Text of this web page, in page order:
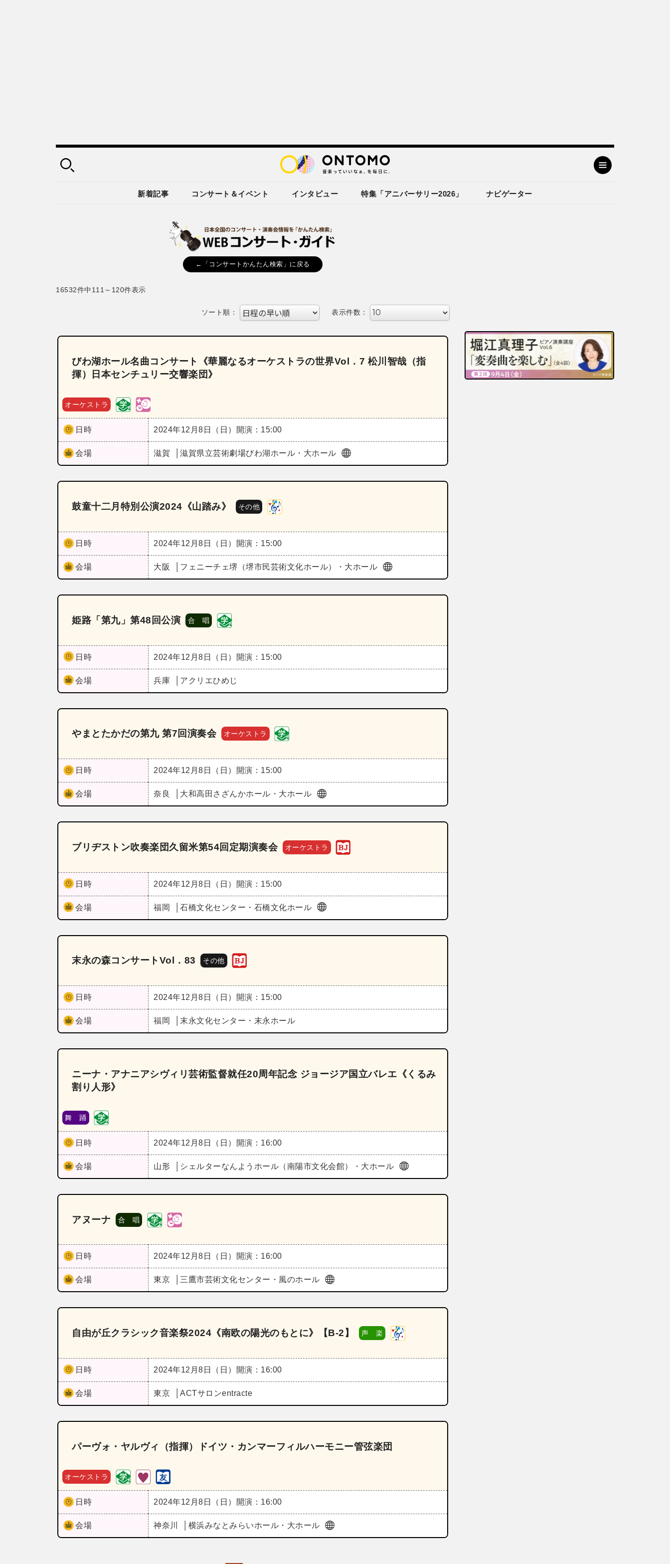
新着記事 コンサート＆イベント インタビュー 特集「アニバーサリー2026」 ナビゲーター
←「コンサートかんたん検索」に戻る
16532件中111～120件表示
ソート順： 表示件数：
びわ湖ホール名曲コンサート《華麗なるオーケストラの世界Vol．7 松川智哉（指
揮）日本センチュリー交響楽団》
オーケストラ
日時 2024年12月8日（日） 開演：15:00
会場 滋賀 滋賀県立芸術劇場びわ湖ホール・大ホール
鼓童十二月特別公演2024《山踏み》 その他
日時 2024年12月8日（日） 開演：15:00
会場 大阪 フェニーチェ堺（堺市民芸術文化ホール）・大ホール
姫路「第九」第48回公演 合 唱
日時 2024年12月8日（日） 開演：15:00
会場 兵庫 アクリエひめじ
やまとたかだの第九 第7回演奏会 オーケストラ
日時 2024年12月8日（日） 開演：15:00
会場 奈良 大和高田さざんかホール・大ホール
ブリヂストン吹奏楽団久留米第54回定期演奏会 オーケストラ
日時 2024年12月8日（日） 開演：15:00
会場 福岡 石橋文化センター・石橋文化ホール
末永の森コンサートVol．83 その他
日時 2024年12月8日（日） 開演：15:00
会場 福岡 末永文化センター・末永ホール
ニーナ・アナニアシヴィリ芸術監督就任20周年記念 ジョージア国立バレエ《くるみ
割り人形》
舞 踊
日時 2024年12月8日（日） 開演：16:00
会場 山形 シェルターなんようホール（南陽市文化会館）・大ホール
アヌーナ 合 唱
日時 2024年12月8日（日） 開演：16:00
会場 東京 三鷹市芸術文化センター・風のホール
自由が丘クラシック音楽祭2024《南欧の陽光のもとに》【B‐2】 声 楽
日時 2024年12月8日（日） 開演：16:00
会場 東京 ACTサロンentracte
パーヴォ・ヤルヴィ（指揮）ドイツ・カンマーフィルハーモニー管弦楽団
オーケストラ
日時 2024年12月8日（日） 開演：16:00
会場 神奈川 横浜みなとみらいホール・大ホール